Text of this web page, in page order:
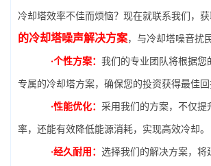
冷却塔效率不佳而烦恼？现在就联系我们，获
的冷却塔噪声解决方案，与冷却塔噪音扰
·个性方案： 我们的专业团队将根据您
专属的冷却塔方案，确保您的投资获得最佳回
·性能优化： 采用我们的方案，不仅提
率，还能有效降低能源消耗，实现高效冷却。
·经久耐用： 选择我们的解决方案，将